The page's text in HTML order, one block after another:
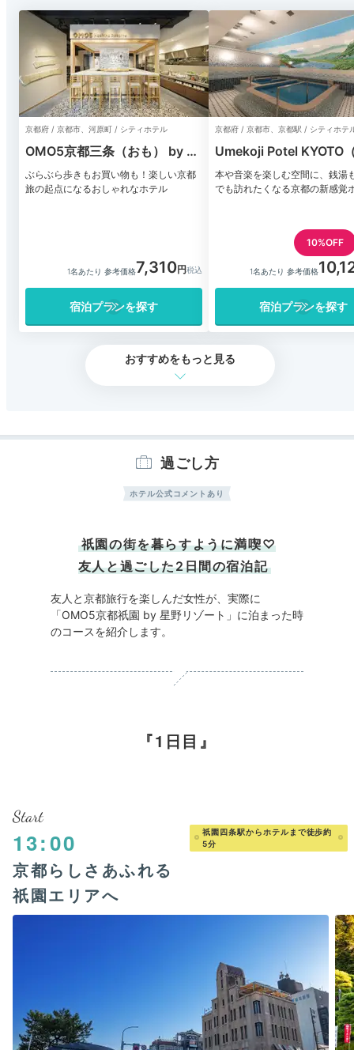
京都府 / 京都市、河原町 / シティホテル
OMO5京都三条（おも） by 星
野リゾート
ぶらぶら歩きもお買い物も！楽しい京都
旅の起点になるおしゃれなホテル
1名あたり 参考価格7,310
宿泊プランを探す
京都府 / 京都市、京都駅 / シティホテ
Umekoji Potel KYOTO
路ポテル京都）
本や音楽を楽しむ空間に、銭湯
でも訪れたくなる京都の新感覚
10%OFF
1名あたり 参考価格
宿泊プランを探す
おすすめをもっと見る
過ごし方
ホテル公式コメントあり
祇園の街を暮らすように満喫♡
友人と過ごした2日間の宿泊記
友人と京都旅行を楽しんだ女性が、実際に
「OMO5京都祇園 by 星野リゾート」に泊まった時
のコースを紹介します。
1日目
Start
13:00
祇園四条駅からホテルまで徒歩約
5分
京都らしさあふれる
祇園エリアへ